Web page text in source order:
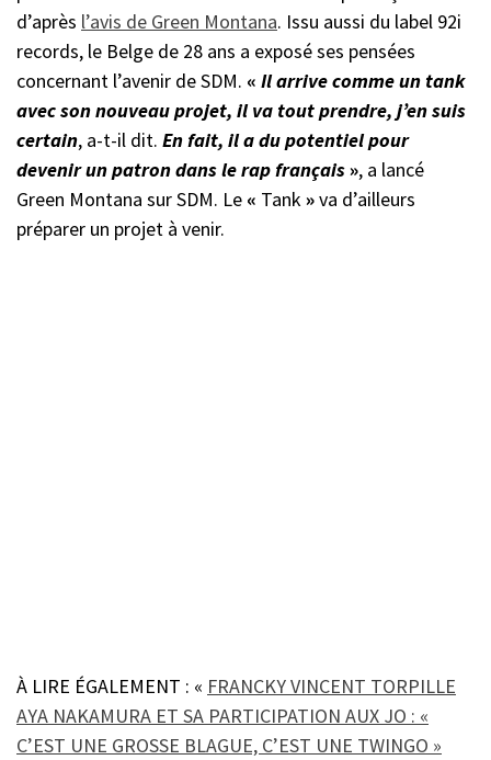
d’après l’avis de Green Montana. Issu aussi du label 92i
records, le Belge de 28 ans a exposé ses pensées
concernant l’avenir de SDM. « Il arrive comme un tank
avec son nouveau projet, il va tout prendre, j’en suis
certain, a-t-il dit. En fait, il a du potentiel pour
devenir un patron dans le rap français», a lancé
Green Montana sur SDM. Le « Tank»va d’ailleurs
préparer un projet à venir.
À LIRE ÉGALEMENT : « FRANCKY VINCENT TORPILLE
AYA NAKAMURA ET SA PARTICIPATION AUX JO : «
C’EST UNE GROSSE BLAGUE, C’EST UNE TWINGO »